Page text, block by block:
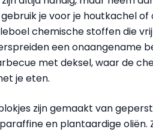
je voor je houtkachel
chemische stoffen die
een onaangename
met deksel, waar de
je eten.
zijn gemaakt van
en plantaardige oliën.